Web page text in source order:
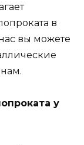
в
вы можете
у